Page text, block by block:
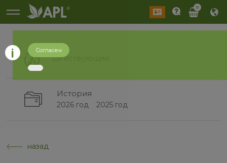
0
Действующие
История
2026 год 2025 год
назад
Согласен